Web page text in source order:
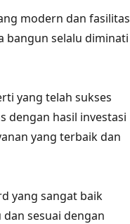
modern dan fasilitas
bangun selalu diminati
yang telah sukses
dengan hasil investasi
yang terbaik dan
yang sangat baik
sesuai dengan